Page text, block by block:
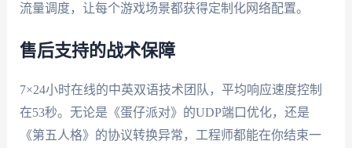
流量调度，让每个游戏场景都获得定制化网络配置。
售后支持的战术保障
7×24小时在线的中英双语技术团队，平均响应速度控制
在53秒。无论是《蛋仔派对》的UDP端口优化，还是
《第五人格》的协议转换异常，工程师都能在你结束一